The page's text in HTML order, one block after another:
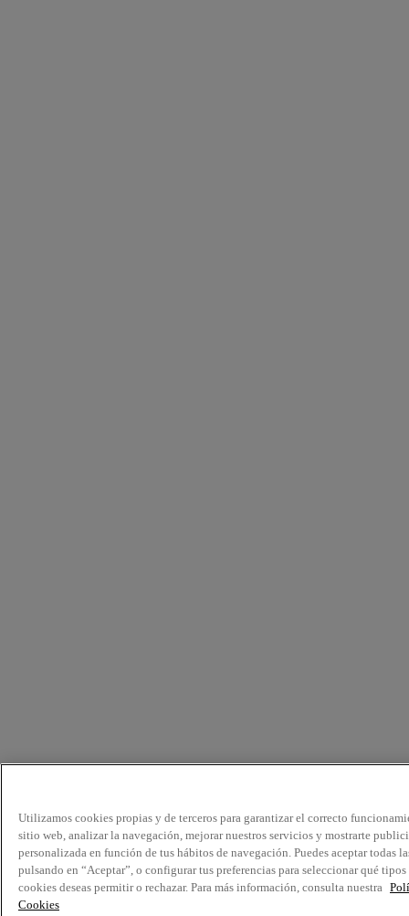
Utilizamos cookies propias y de terceros para garantizar el correcto
sitio web, analizar la navegación, mejorar nuestros servicios y mostrarte
personalizada en función de tus hábitos de navegación. Puedes aceptar todas
pulsando en “Aceptar”, o configurar tus preferencias para seleccionar qué tipos
cookies deseas permitir o rechazar. Para más información, consulta nuestra
Cookies